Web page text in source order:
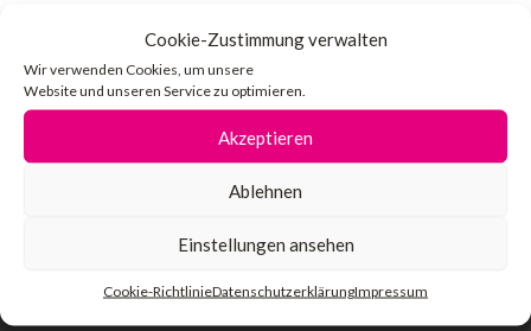
Cookie-Zustimmung verwalten
Wir verwenden Cookies, um unsere
Website und unseren Service zu optimieren.
Akzeptieren
Ablehnen
Einstellungen ansehen
Cookie-RichtlinieDatenschutzerklärungImpressum
Wirtschaftspark Wolkersdorf
Berta von Suttner Straße 14